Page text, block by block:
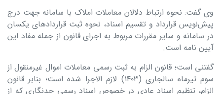
وی گفت: نحوه ارتباط دلالان معاملات املاک با سامانه جهت درج
پیش‌نویس قرارداد و تقسیم اسناد، نحوه ثبت قرارداد‌های یکسان
در سامانه و سایر مقررات مربوط به اجرای قانون از جمله مفاد این
آیین نامه است.
گفتنی است؛ قانون الزام به ثبت رسمی معاملات اموال غیرمنقول از
سوم تیرماه سالجاری (۱۴۰۳) لازم الاجرا شده است؛ بنابر قانون
الزام، تنظیم اسناد عادی در خصوص اسناد رسمی حدنگاری که از